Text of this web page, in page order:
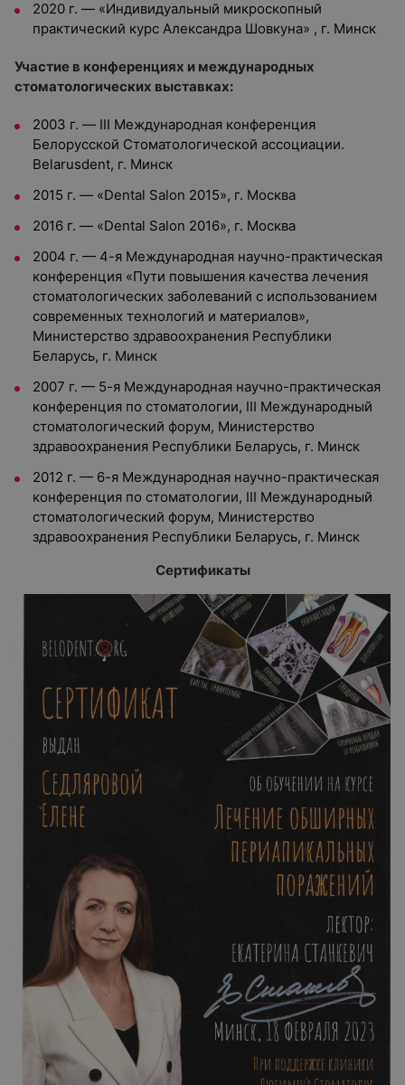
2020 г. — «Индивидуальный микроскопный
практический курс Александра Шовкуна» , г. Минск
Участие в конференциях и международных
стоматологических выставках:
2003 г. — III Международная конференция
Белорусской Стоматологической ассоциации.
Belarusdent, г. Минск
2015 г. — «Dental Salon 2015», г. Москва
2016 г. — «Dental Salon 2016», г. Москва
2004 г. — 4-я Международная научно-практическая
конференция «Пути повышения качества лечения
стоматологических заболеваний с использованием
современных технологий и материалов»,
Министерство здравоохранения Республики
Беларусь, г. Минск
2007 г. — 5-я Международная научно-практическая
конференция по стоматологии, III Международный
стоматологический форум, Министерство
здравоохранения Республики Беларусь, г. Минск
2012 г. — 6-я Международная научно-практическая
конференция по стоматологии, III Международный
стоматологический форум, Министерство
здравоохранения Республики Беларусь, г. Минск
Сертификаты